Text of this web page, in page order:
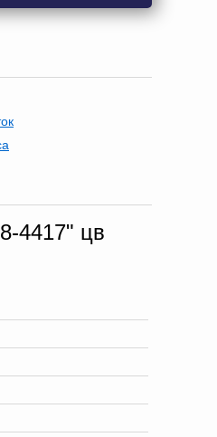
4417" цв